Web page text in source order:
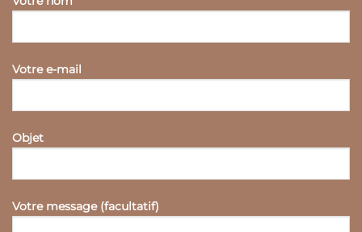
Votre e-mail
Objet
Votre message (facultatif)